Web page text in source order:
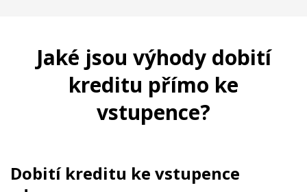
Jaké jsou výhody dobití
kreditu přímo ke
vstupence?
Dobití kreditu ke vstupence